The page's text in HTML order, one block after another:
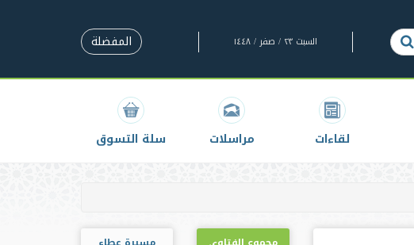
السبت ٢٣ / صفر / ١٤٤٨ المفضلة
لقاءات مراسلات سلة التسوق